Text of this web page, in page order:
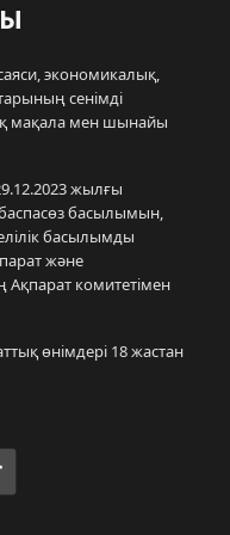
саяси, экономикалық,
сенімді
мақала мен шынайы
жылғы
басылымын,
басылымды
және
Ақпарат комитетімен
өнімдері 18 жастан